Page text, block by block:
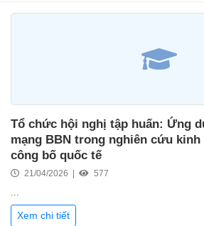
Tổ chức hội nghị tập huấn: Ứng
mạng BBN trong nghiên cứu kinh
công bố quốc tế
21/04/2026 | 577
...
Xem chi tiết